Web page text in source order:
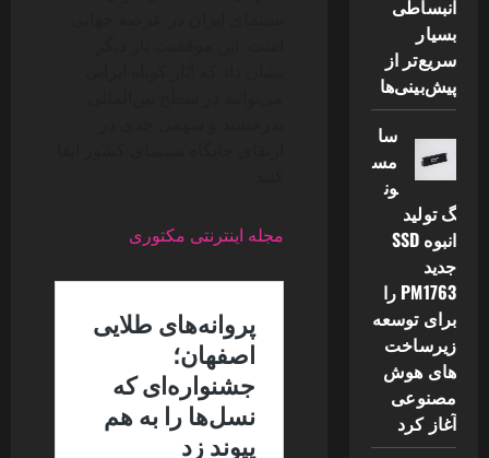
مجله اینترنتی مکتوری
انبساطی
بسیار
سریع‌تر از
پیش‌بینی‌ها
سا
مس
ون
گ تولید
انبوه SSD
جدید
PM1763 را
برای توسعه
زیرساخت
های هوش
مصنوعی
آغاز کرد